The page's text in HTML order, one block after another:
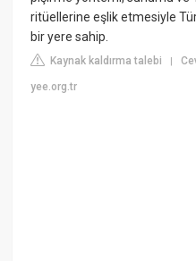
ritüellerine eşlik etmesiyle
bir yere sahip.
Kaynak kaldırma talebi |
yee.org.tr